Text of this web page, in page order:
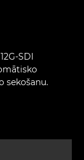
SDI
sekošanu.